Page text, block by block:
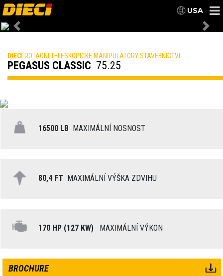
USA
Previous
DIECI ROTACNI TELESKOPICKE MANIPULATORY STAVEBNICTVI
PEGASUS CLASSIC 75.25
16500 LB MAXIMÁLNÍ NOSNOST
80,4 FT MAXIMÁLNÍ VÝŠKA ZDVIHU
170 HP (127 KW) MAXIMÁLNÍ VÝKON
BROCHURE